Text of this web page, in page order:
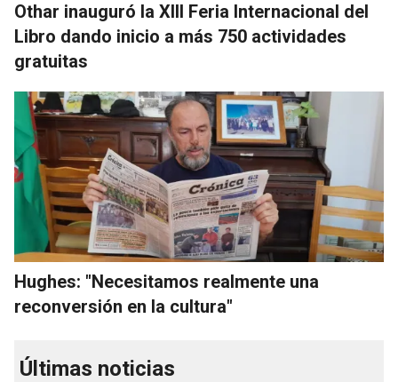
Othar inauguró la XIII Feria Internacional del
Libro dando inicio a más 750 actividades
gratuitas
Hughes: "Necesitamos realmente una
reconversión en la cultura"
Últimas noticias